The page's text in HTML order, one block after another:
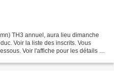
TH3 annuel, aura lieu dimanche
Voir la liste des inscrits. Vous
Voir l'affiche pour les détails et